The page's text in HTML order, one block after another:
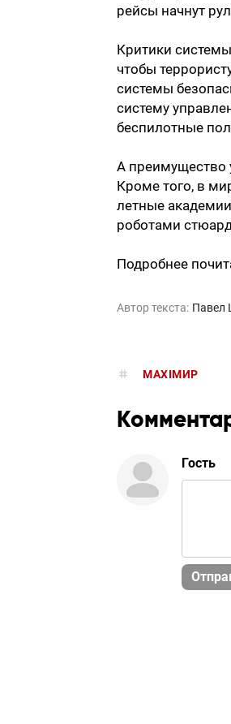
рейсы начнут
Критики
чтобы
системы
систему
беспилотные
А преимущество
Кроме того, в
летные
роботами
Подробнее
Автор текста: Павел
MAXIMИР
Гость